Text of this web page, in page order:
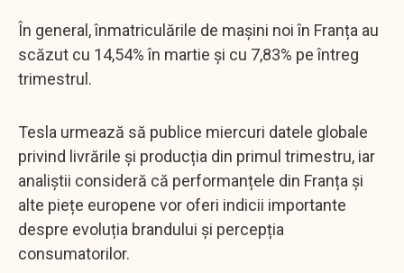
În general, înmatriculările de mașini noi în Franța au
scăzut cu 14,54% în martie și cu 7,83% pe întreg
trimestrul.
Tesla urmează să publice miercuri datele globale
privind livrările și producția din primul trimestru, iar
analiștii consideră că performanțele din Franța și
alte piețe europene vor oferi indicii importante
despre evoluția brandului și percepția
consumatorilor.